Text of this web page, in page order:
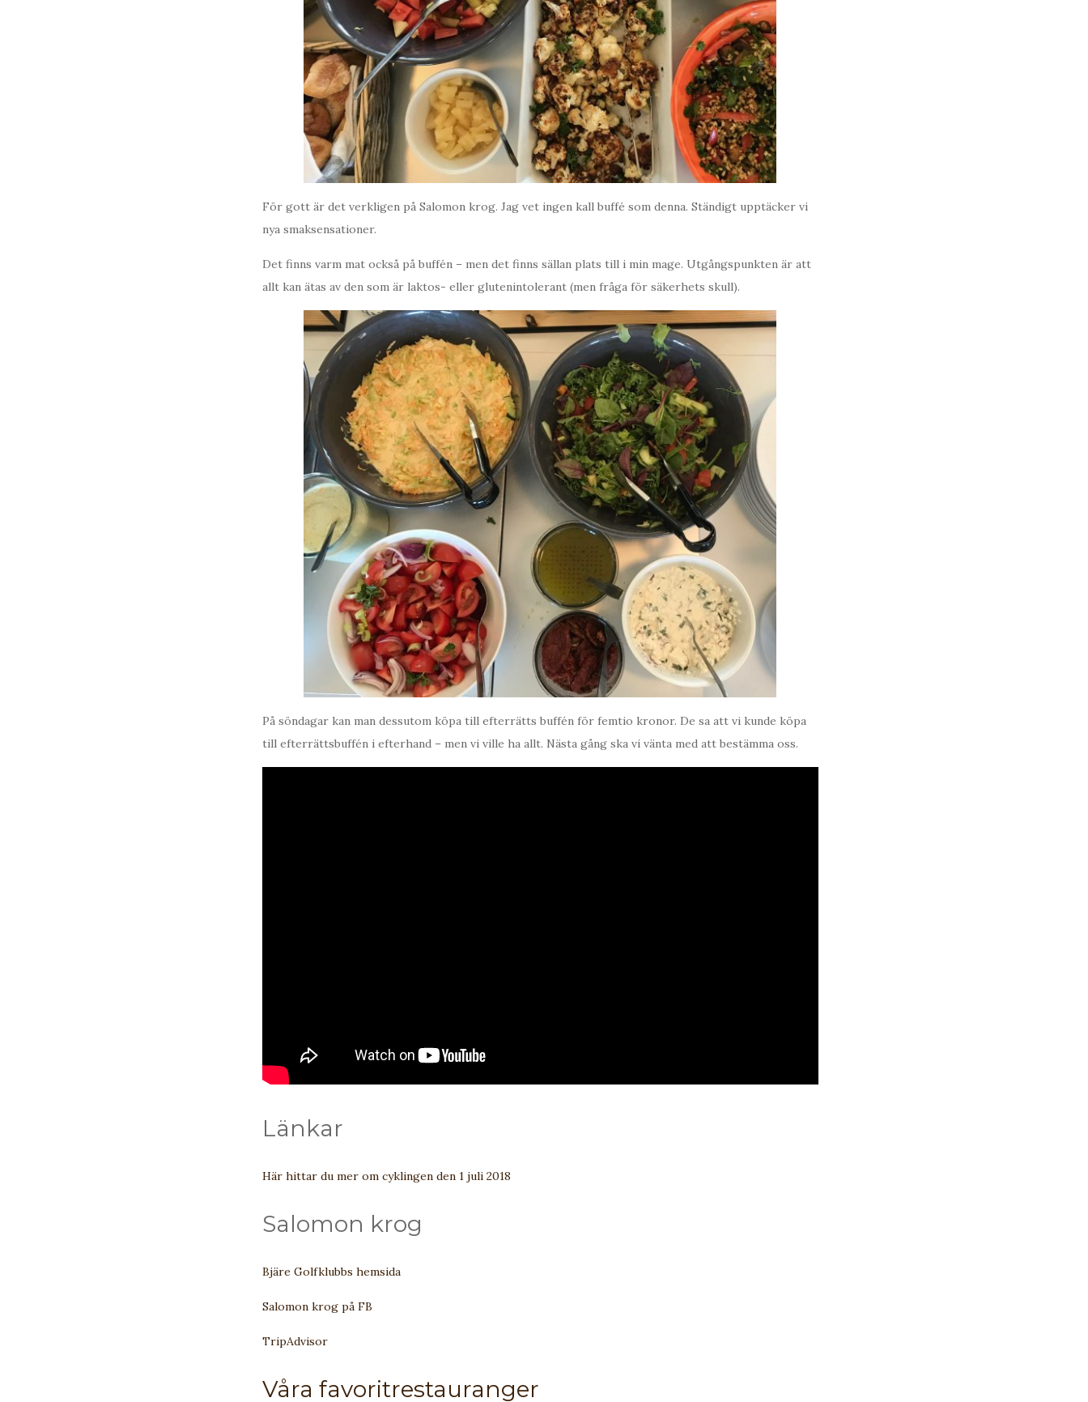
För gott är det verkligen på Salomon krog. Jag vet ingen kall buffé som denna. Ständigt upptäcker vi
nya smaksensationer.
Det finns varm mat också på buffén – men det finns sällan plats till i min mage. Utgångspunkten är att
allt kan ätas av den som är laktos- eller glutenintolerant (men fråga för säkerhets skull).
På söndagar kan man dessutom köpa till efterrätts buffén för femtio kronor. De sa att vi kunde köpa
till efterrättsbuffén i efterhand – men vi ville ha allt. Nästa gång ska vi vänta med att bestämma oss.
Länkar
Här hittar du mer om cyklingen den 1 juli 2018
Salomon krog
Bjäre Golfklubbs hemsida
Salomon krog på FB
TripAdvisor
Våra favoritrestauranger